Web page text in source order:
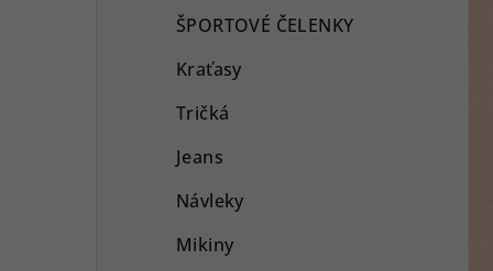
ŠPORTOVÉ ČELENKY
Kraťasy
Tričká
Jeans
Návleky
Mikiny